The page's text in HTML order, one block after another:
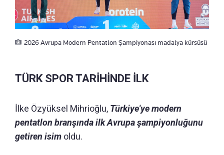
2026 Avrupa Modern Pentatlon Şampiyonası madalya kürsüsü
TÜRK SPOR TARİHİNDE İLK
İlke Özyüksel Mihrioğlu, Türkiye'ye modern
pentatlon branşında ilk Avrupa şampiyonluğunu
getiren isim oldu.